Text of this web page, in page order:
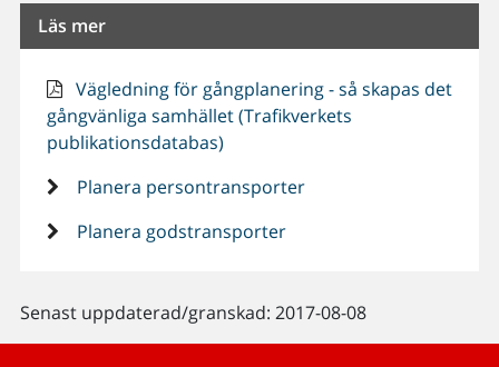
Läs mer
Vägledning för gångplanering - så skapas det
gångvänliga samhället (Trafikverkets
publikationsdatabas)
Planera persontransporter
Planera godstransporter
Senast uppdaterad/granskad: 2017-08-08